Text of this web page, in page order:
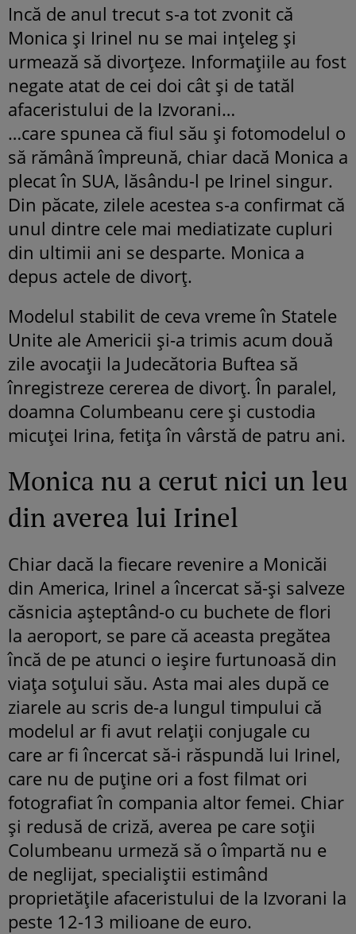
Incă de anul trecut s-a tot zvonit că
Monica şi Irinel nu se mai inţeleg şi
urmează să divorţeze. Informaţiile au fost
negate atat de cei doi cât şi de tatăl
afaceristului de la Izvorani…
…care spunea că fiul său şi fotomodelul o
să rămână împreună, chiar dacă Monica a
plecat în SUA, lăsându-l pe Irinel singur.
Din păcate, zilele acestea s-a confirmat că
unul dintre cele mai mediatizate cupluri
din ultimii ani se desparte. Monica a
depus actele de divorţ.
Modelul stabilit de ceva vreme în Statele
Unite ale Americii şi-a trimis acum două
zile avocaţii la Judecătoria Buftea să
înregistreze cererea de divorţ. În paralel,
doamna Columbeanu cere şi custodia
micuţei Irina, fetiţa în vârstă de patru ani.
Monica nu a cerut nici un leu
din averea lui Irinel
Chiar dacă la fiecare revenire a Monicăi
din America, Irinel a încercat să-şi salveze
căsnicia aşteptând-o cu buchete de flori
la aeroport, se pare că aceasta pregătea
încă de pe atunci o ieşire furtunoasă din
viaţa soţului său. Asta mai ales după ce
ziarele au scris de-a lungul timpului că
modelul ar fi avut relaţii conjugale cu
care ar fi încercat să-i răspundă lui Irinel,
care nu de puţine ori a fost filmat ori
fotografiat în compania altor femei. Chiar
şi redusă de criză, averea pe care soţii
Columbeanu urmeză să o împartă nu e
de neglijat, specialiştii estimând
proprietăţile afaceristului de la Izvorani la
peste 12-13 milioane de euro.